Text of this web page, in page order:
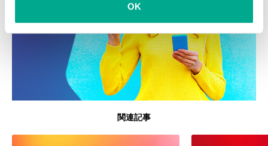
OK
関連記事